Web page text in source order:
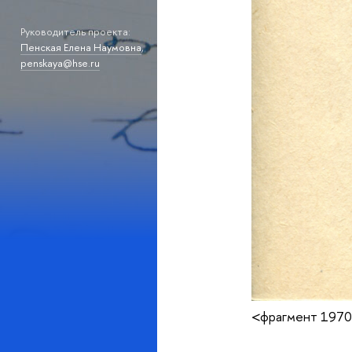
Руководитель проекта:
Пенская Елена Наумовна,
penskaya@hse.ru
<фрагмент